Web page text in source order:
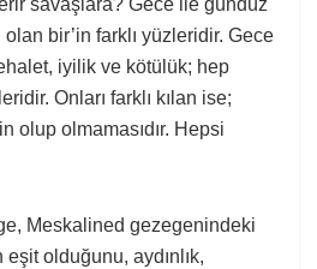
savaşlara? Gece ile gündüz
bir’in farklı yüzleridir. Gece
iyilik ve kötülük; hep
Onları farklı kılan ise;
olup olmamasıdır. Hepsi
Meskalined gezegenindeki
eşit olduğunu, aydınlık,